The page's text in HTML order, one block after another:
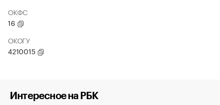
ОКФС
16
ОКОГУ
4210015
Интересное на РБК